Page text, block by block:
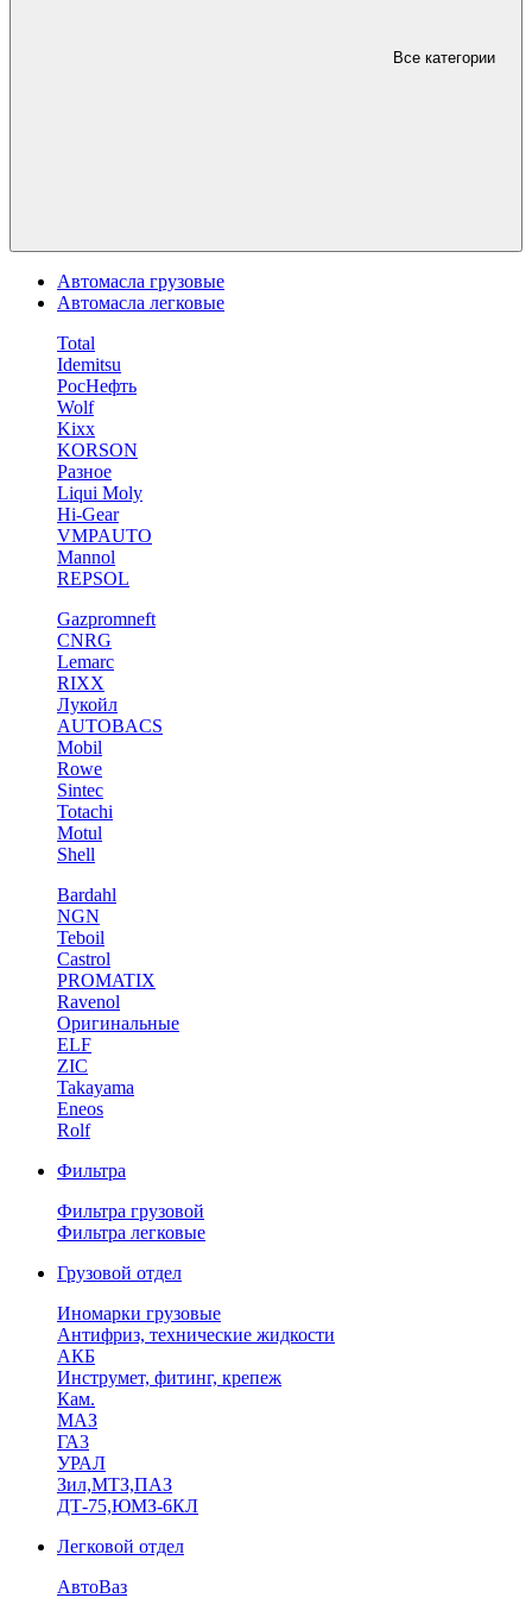
Все категории
Автомасла грузовые
Автомасла легковые
Total
Idemitsu
РосНефть
Wolf
Kixx
KORSON
Разное
Liqui Moly
Hi-Gear
VMPAUTO
Mannol
REPSOL
Gazpromneft
CNRG
Lemarc
RIXX
Лукойл
AUTOBACS
Mobil
Rowe
Sintec
Totachi
Motul
Shell
Bardahl
NGN
Teboil
Castrol
PROMATIX
Ravenol
Оригинальные
ELF
ZIC
Takayama
Eneos
Rolf
Фильтра
Фильтра грузовой
Фильтра легковые
Грузовой отдел
Иномарки грузовые
Антифриз, технические жидкости
АКБ
Инструмет, фитинг, крепеж
Кам.
МАЗ
ГА3
УРАЛ
Зил,МТЗ,ПАЗ
ДТ-75,ЮМЗ-6КЛ
Легковой отдел
АвтоВаз